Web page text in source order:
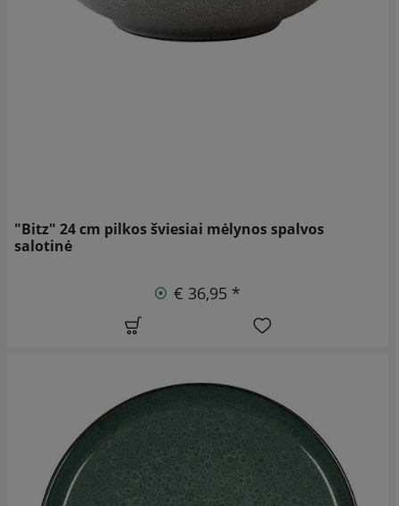
"Bitz" 24 cm pilkos šviesiai mėlynos spalvos
salotinė
€ 36,95 *